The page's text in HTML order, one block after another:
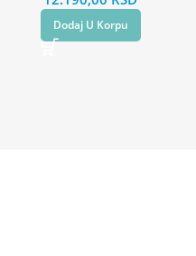
Dodaj U Korpu